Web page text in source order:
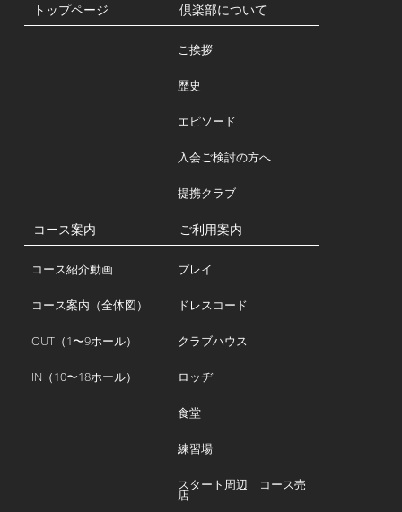
トップページ 倶楽部について
ご挨拶
歴史
エピソード
入会ご検討の方へ
提携クラブ
コース案内
コース紹介動画
コース案内（全体図）
OUT（1〜9ホール）
IN（10〜18ホール）
ご利用案内
プレイ
ドレスコード
クラブハウス
ロッヂ
食堂
練習場
スタート周辺 コース売
店